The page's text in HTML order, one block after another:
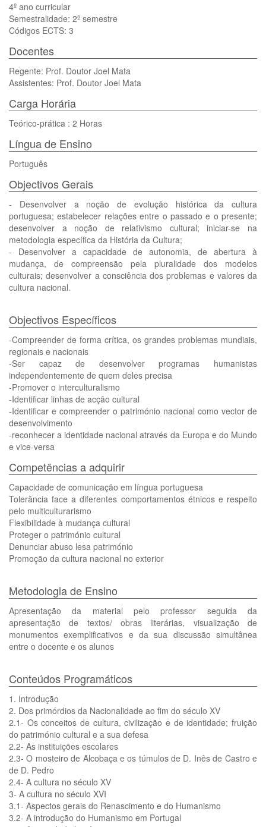
4º ano curricular
Semestralidade: 2º semestre
Códigos ECTS: 3
Docentes
Regente: Prof. Doutor Joel Mata
Assistentes: Prof. Doutor Joel Mata
Carga Horária
Teórico-prática : 2 Horas
Língua de Ensino
Português
Objectivos Gerais
- Desenvolver a noção de evolução histórica da cultura
portuguesa; estabelecer relações entre o passado e o presente;
desenvolver a noção de relativismo cultural; iniciar-se na
metodologia específica da História da Cultura;
- Desenvolver a capacidade de autonomia, de abertura à
mudança, de compreensão pela pluralidade dos modelos
culturais; desenvolver a consciência dos problemas e valores da
cultura nacional.
Objectivos Específicos
-Compreender de forma crítica, os grandes problemas mundiais,
regionais e nacionais
-Ser capaz de desenvolver programas humanistas
independentemente de quem deles precisa
-Promover o interculturalismo
-Identificar linhas de acção cultural
-Identificar e compreender o património nacional como vector de
desenvolvimento
-reconhecer a identidade nacional através da Europa e do Mundo
e vice-versa
Competências a adquirir
Capacidade de comunicação em língua portuguesa
Tolerância face a diferentes comportamentos étnicos e respeito
pelo multiculturarismo
Flexibilidade à mudança cultural
Proteger o património cultural
Denunciar abuso lesa património
Promoção da cultura nacional no exterior
Metodologia de Ensino
Apresentação da material pelo professor seguida da
apresentação de textos/ obras literárias, visualização de
monumentos exemplificativos e da sua discussão simultânea
entre o docente e os alunos
Conteúdos Programáticos
1. Introdução
2. Dos primórdios da Nacionalidade ao fim do século XV
2.1- Os conceitos de cultura, civilização e de identidade; fruição
do património cultural e a sua defesa
2.2- As instituições escolares
2.3- O mosteiro de Alcobaça e os túmulos de D. Inês de Castro e
de D. Pedro
2.4- A cultura no século XV
3- A cultura no século XVI
3.1- Aspectos gerais do Renascimento e do Humanismo
3.2- A introdução do Humanismo em Portugal